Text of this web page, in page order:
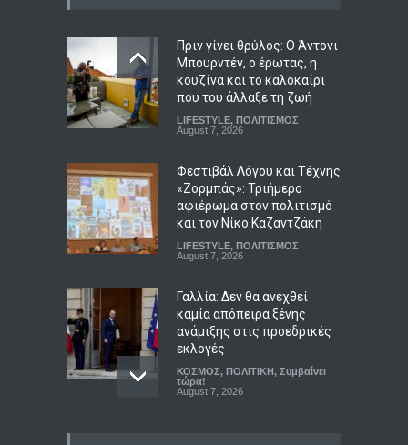
Πριν γίνει θρύλος: Ο Άντονι
Μπουρντέν, ο έρωτας, η
κουζίνα και το καλοκαίρι
που του άλλαξε τη ζωή
LIFESTYLE, ΠΟΛΙΤΙΣΜΟΣ
August 7, 2026
Φεστιβάλ Λόγου και Τέχνης
«Ζορμπάς»: Τριήμερο
αφιέρωμα στον πολιτισμό
και τον Νίκο Καζαντζάκη
LIFESTYLE, ΠΟΛΙΤΙΣΜΟΣ
August 7, 2026
Γαλλία: Δεν θα ανεχθεί
καμία απόπειρα ξένης
ανάμιξης στις προεδρικές
εκλογές
ΚΟΣΜΟΣ, ΠΟΛΙΤΙΚΗ, Συμβαίνει
τώρα!
August 7, 2026